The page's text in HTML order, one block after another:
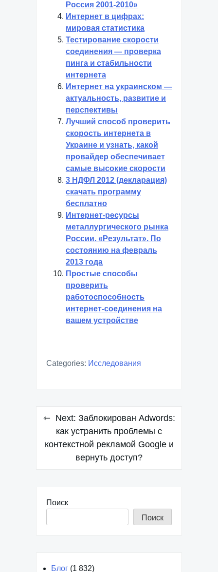
Россия 2001-2010»
Интернет в цифрах:
мировая статистика
Тестирование скорости
соединения — проверка
пинга и стабильности
интернета
Интернет на украинском —
актуальность, развитие и
перспективы
Лучший способ проверить
скорость интернета в
Украине и узнать, какой
провайдер обеспечивает
самые высокие скорости
3 НДФЛ 2012 (декларация)
скачать программу
бесплатно
Интернет-ресурсы
металлургического рынка
России. «Результат». По
состоянию на февраль
2013 года
Простые способы
проверить
работоспособность
интернет-соединения на
вашем устройстве
Categories: Исследования
Навигация
записям
Next: Заблокирован Adwords:
как устранить проблемы с
контекстной рекламой Google и
вернуть доступ?
Поиск
Поиск
Блог (1 832)